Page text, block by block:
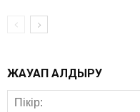
ЖАУАП ҚАЛДЫРУ